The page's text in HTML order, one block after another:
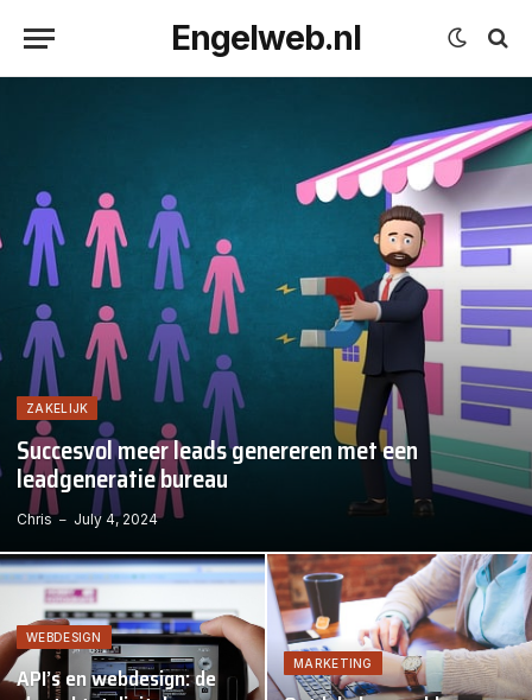
Engelweb.nl
ZAKELIJK
Succesvol meer leads genereren met een
leadgeneratie bureau
Chris July 4, 2024
WEBDESIGN
API’s en webdesign: de MARKETING